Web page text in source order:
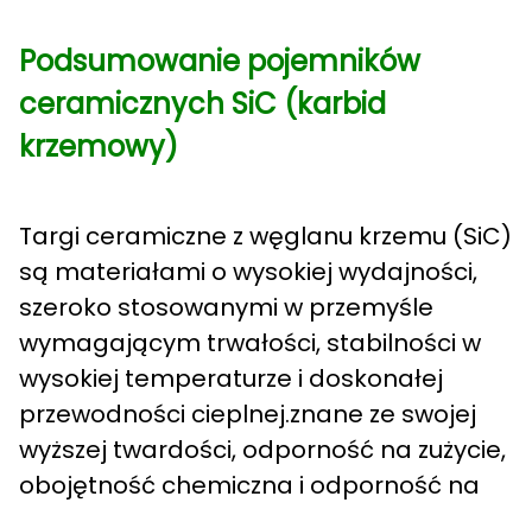
Podsumowanie pojemników
ceramicznych SiC (karbid
krzemowy)
Targi ceramiczne z węglanu krzemu (SiC)
są materiałami o wysokiej wydajności,
szeroko stosowanymi w przemyśle
wymagającym trwałości, stabilności w
wysokiej temperaturze i doskonałej
przewodności cieplnej.znane ze swojej
wyższej twardości, odporność na zużycie,
obojętność chemiczna i odporność na